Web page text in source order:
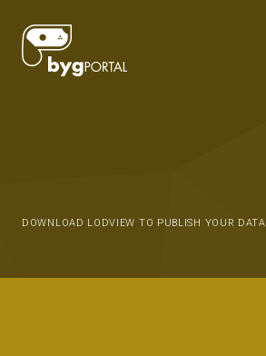
DOWNLOAD LODVIEW TO PUBLISH YOUR DATA